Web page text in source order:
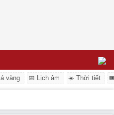
vàng 📅 Lịch âm ☀️ Thời tiết